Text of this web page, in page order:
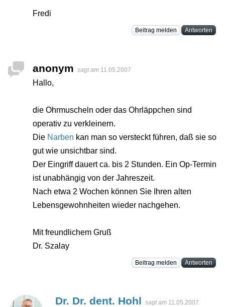
Fredi
Beitrag melden Antworten
anonym sagt am 11.05.2007
Hallo,
die Ohrmuscheln oder das Ohrläppchen sind
operativ zu verkleinern.
Die Narben kan man so versteckt führen, daß sie so
gut wie unsichtbar sind.
Der Eingriff dauert ca. bis 2 Stunden. Ein Op-Termin
ist unabhängig von der Jahreszeit.
Nach etwa 2 Wochen können Sie Ihren alten
Lebensgewohnheiten wieder nachgehen.
Mit freundlichem Gruß
Dr. Szalay
Beitrag melden Antworten
Dr. Dr. dent. Hohl sagt am 11.05.2007